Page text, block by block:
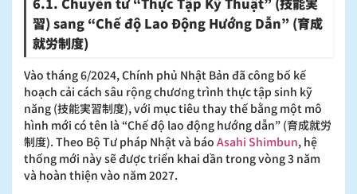
習) sang “Chế độ Lao Động Hướng Dẫn” (育成
就労制度)
Vào tháng 6/2024, Chính phủ Nhật Bản đã công bố kế
hoạch cải cách sâu rộng chương trình thực tập sinh kỹ
năng (技能実習制度), với mục tiêu thay thế bằng một mô
hình mới có tên là “Chế độ lao động hướng dẫn” (育成就労
制度). Theo Bộ Tư pháp Nhật và báo Asahi Shimbun, hệ
thống mới này sẽ được triển khai dần trong vòng 3 năm
và hoàn thiện vào năm 2027.